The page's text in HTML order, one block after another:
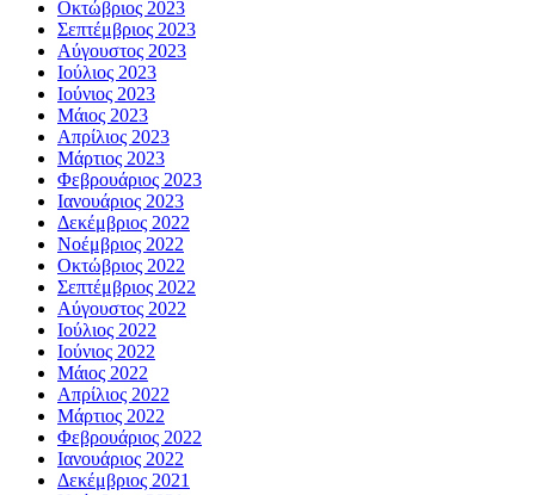
Οκτώβριος 2023
Σεπτέμβριος 2023
Αύγουστος 2023
Ιούλιος 2023
Ιούνιος 2023
Μάιος 2023
Απρίλιος 2023
Μάρτιος 2023
Φεβρουάριος 2023
Ιανουάριος 2023
Δεκέμβριος 2022
Νοέμβριος 2022
Οκτώβριος 2022
Σεπτέμβριος 2022
Αύγουστος 2022
Ιούλιος 2022
Ιούνιος 2022
Μάιος 2022
Απρίλιος 2022
Μάρτιος 2022
Φεβρουάριος 2022
Ιανουάριος 2022
Δεκέμβριος 2021